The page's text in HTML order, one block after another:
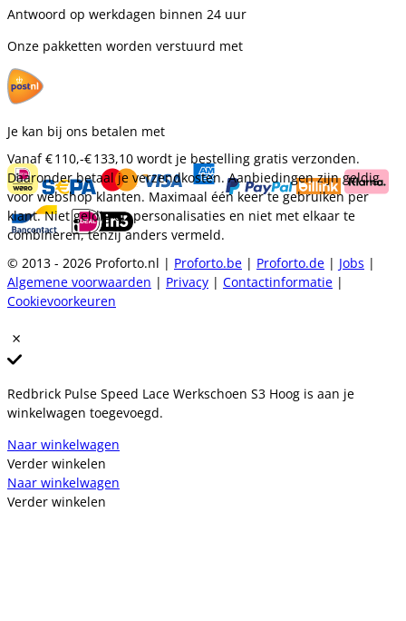
Antwoord op werkdagen binnen 24 uur
Onze pakketten worden verstuurd met
Je kan bij ons betalen met
Vanaf€ 110,-€ 133,10 wordt je bestelling gratis verzonden.
Daaronder betaal je verzendkosten. Aanbiedingen zijn geldig
voor webshop klanten. Maximaal één keer te gebruiken per
klant. Niet geldig op personalisaties en niet met elkaar te
combineren, tenzij anders vermeld.
© 2013 - 2026 Proforto.nl | Proforto.be | Proforto.de | Jobs |
Algemene voorwaarden | Privacy | Contactinformatie |
Cookievoorkeuren
Redbrick Pulse Speed Lace Werkschoen S3 Hoog is aan je
winkelwagen toegevoegd.
Naar winkelwagen
Verder winkelen
Naar winkelwagen
Verder winkelen